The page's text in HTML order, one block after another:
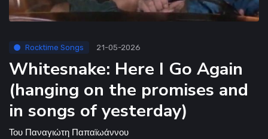
Rocktime Songs 21-05-2026
Whitesnake: Here I Go Again
(hanging on the promises and
in songs of yesterday)
Του Παναγιώτη Παπαϊωάννου